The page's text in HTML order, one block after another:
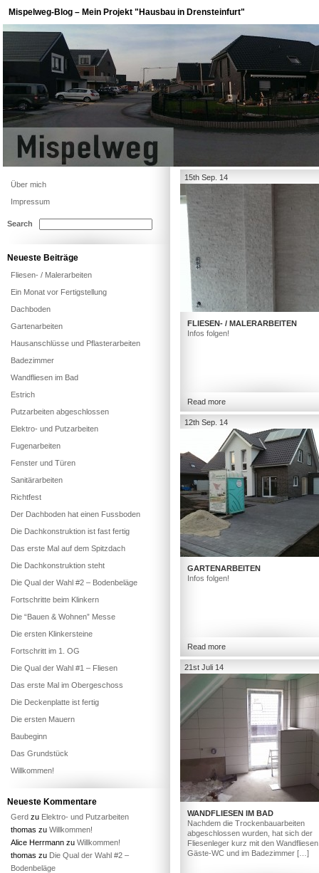
Mispelweg-Blog – Mein Projekt "Hausbau in Drensteinfurt"
15th Sep. 14
FLIESEN- / MALERARBEITEN
Infos folgen!
Read more
12th Sep. 14
GARTENARBEITEN
Infos folgen!
Read more
21st Juli 14
WANDFLIESEN IM BAD
Nachdem die Trockenbauarbeiten
abgeschlossen wurden, hat sich der
Fliesenleger kurz mit den
Gäste-WC und im Badezimmer […]
Über mich
Impressum
Search
Neueste Beiträge
Fliesen- / Malerarbeiten
Ein Monat vor Fertigstellung
Dachboden
Gartenarbeiten
Hausanschlüsse und Pflasterarbeiten
Badezimmer
Wandfliesen im Bad
Estrich
Putzarbeiten abgeschlossen
Elektro- und Putzarbeiten
Fugenarbeiten
Fenster und Türen
Sanitärarbeiten
Richtfest
Der Dachboden hat einen Fussboden
Die Dachkonstruktion ist fast fertig
Das erste Mal auf dem Spitzdach
Die Dachkonstruktion steht
Die Qual der Wahl #2 – Bodenbeläge
Fortschritte beim Klinkern
Die “Bauen & Wohnen” Messe
Die ersten Klinkersteine
Fortschritt im 1. OG
Die Qual der Wahl #1 – Fliesen
Das erste Mal im Obergeschoss
Die Deckenplatte ist fertig
Die ersten Mauern
Baubeginn
Das Grundstück
Willkommen!
Neueste Kommentare
Gerd zu Elektro- und Putzarbeiten
thomas zu Willkommen!
Alice Herrmann zu Willkommen!
thomas zu Die Qual der Wahl #2 –
Bodenbeläge